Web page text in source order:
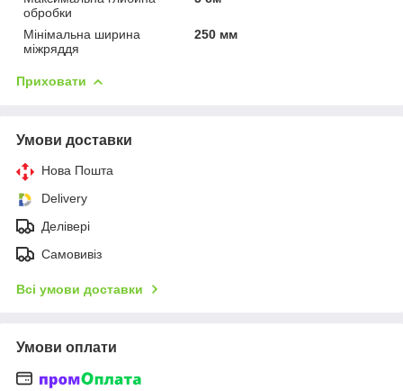
обробки
Мінімальна ширина
міжряддя
250 мм
Приховати
Умови доставки
Нова Пошта
Delivery
Делівері
Самовивіз
Всі умови доставки
Умови оплати